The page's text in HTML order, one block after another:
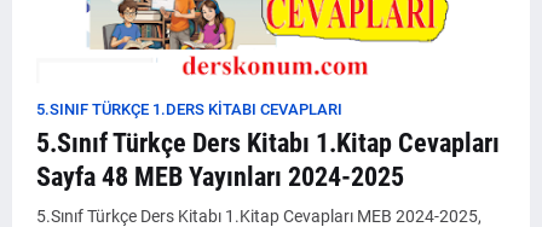
5.SINIF TÜRKÇE 1.DERS KİTABI CEVAPLARI
5.Sınıf Türkçe Ders Kitabı 1.Kitap Cevapları
Sayfa 48 MEB Yayınları 2024-2025
5.Sınıf Türkçe Ders Kitabı 1.Kitap Cevapları MEB 2024-2025,